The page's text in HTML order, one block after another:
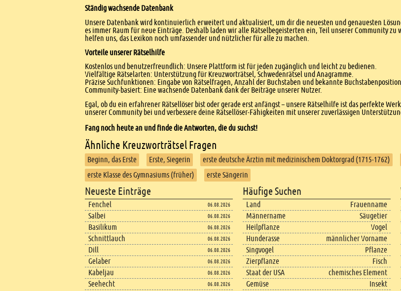
Ständig wachsende Datenbank
Unsere Datenbank wird kontinuierlich erweitert und aktualisiert, um dir die neuesten und genauesten
es immer Raum für neue Einträge. Deshalb laden wir alle Rätselbegeisterten ein, Teil unserer Community
helfen uns, das Lexikon noch umfassender und nützlicher für alle zu machen.
Vorteile unserer Rätselhilfe
Kostenlos und benutzerfreundlich: Unsere Plattform ist für jeden zugänglich und leicht zu bedienen.
Vielfältige Rätselarten: Unterstützung für Kreuzworträtsel, Schwedenrätsel und Anagramme.
Präzise Suchfunktionen: Eingabe von Rätselfragen, Anzahl der Buchstaben und bekannte
Community-basiert: Eine wachsende Datenbank dank der Beiträge unserer Nutzer.
Egal, ob du ein erfahrener Rätsellöser bist oder gerade erst anfängst – unsere Rätselhilfe ist das perfekte
unserer Community bei und verbessere deine Rätsellöser-Fähigkeiten mit unserer zuverlässigen
Fang noch heute an und finde die Antworten, die du suchst!
Ähnliche Kreuzworträtsel Fragen
Beginn, das Erste Erste, Siegerin erste deutsche Ärztin mit medizinischem Doktorgrad (1715-1762)
erste Klasse des Gymnasiums (früher)
erste Sängerin
Footer content
Neueste Einträge
Fenchel 06.08.2026
Salbei 06.08.2026
Basilikum 06.08.2026
Schnittlauch 06.08.2026
Dill 06.08.2026
Gelaber 06.08.2026
Kabeljau 06.08.2026
Seehecht 06.08.2026
Häufige Suchen
Land
Frauenname
Männername
Säugetier
Heilpflanze
Vogel
Hunderasse
männlicher Vorname
Singvogel
Pflanze
Zierpflanze
Fisch
Staat der USA
chemisches Element
Gemüse
Insekt